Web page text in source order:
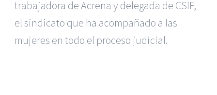
trabajadora de Acrena y delegada de CSIF,
el sindicato que ha acompañado a las
mujeres en todo el proceso judicial.